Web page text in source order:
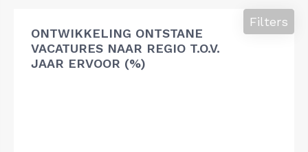
ONTWIKKELING ONTSTANE
VACATURES NAAR REGIO T.O.V.
JAAR ERVOOR (%)
Filters